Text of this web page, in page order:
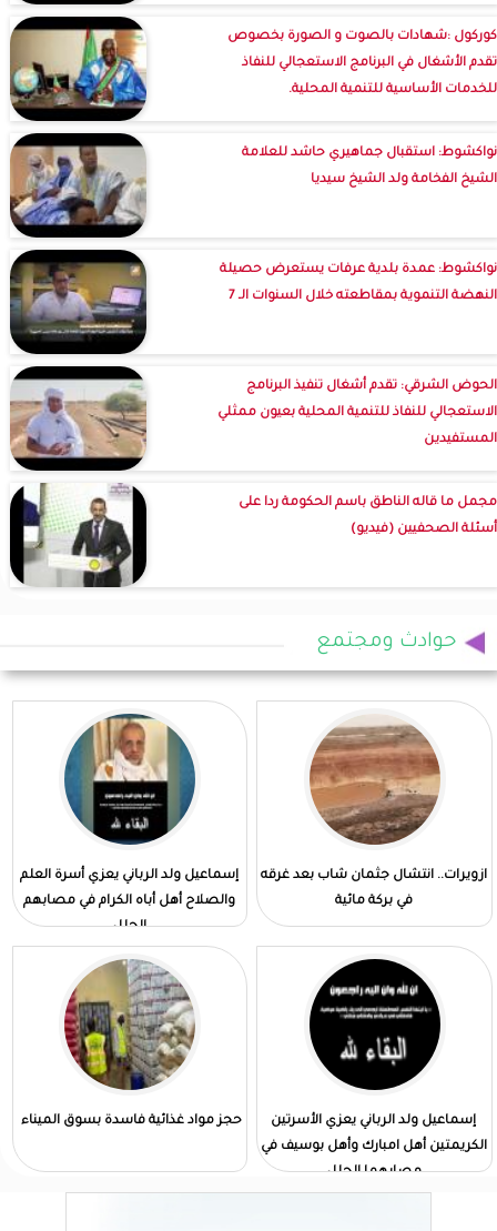
كوركول :شهادات بالصوت و الصورة بخصوص
تقدم الأشغال في البرنامج الاستعجالي للنفاذ
للخدمات الأساسية للتنمية المحلية.
نواكشوط: استقبال جماهيري حاشد للعلامة
الشيخ الفخامة ولد الشيخ سيديا
نواكشوط: عمدة بلدية عرفات يستعرض حصيلة
النهضة التنموية بمقاطعته خلال السنوات الـ 7
الحوض الشرقي: تقدم أشغال تنفيذ البرنامج
الاستعجالي للنفاذ للتنمية المحلية بعيون ممثلي
المستفيدين
مجمل ما قاله الناطق باسم الحكومة ردا على
أسئلة الصحفيين (فيديو)
حوادث ومجتمع
ازويرات.. انتشال جثمان شاب بعد غرقه
في بركة مائية
إسماعيل ولد الرباني يعزي أسرة العلم
والصلاح أهل أباه الكرام في مصابهم
الجلل
إسماعيل ولد الرباني يعزي الأسرتين
الكريمتين أهل امبارك وأهل بوسيف في
مصابهما الجلل
حجز مواد غذائية فاسدة بسوق الميناء